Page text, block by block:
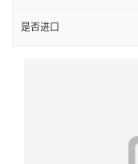
是否进口